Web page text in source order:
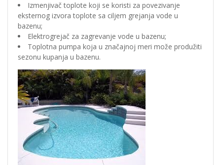
Izmenjivač toplote koji se koristi za povezivanje
eksternog izvora toplote sa ciljem grejanja vode u
bazenu;
Elektrogrejač za zagrevanje vode u bazenu;
Toplotna pumpa koja u značajnoj meri može produžiti
sezonu kupanja u bazenu.